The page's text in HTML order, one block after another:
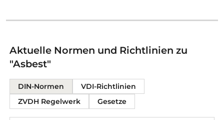
Aktuelle Normen und Richtlinien zu
"Asbest"
DIN-Normen
VDI-Richtlinien
ZVDH Regelwerk
Gesetze